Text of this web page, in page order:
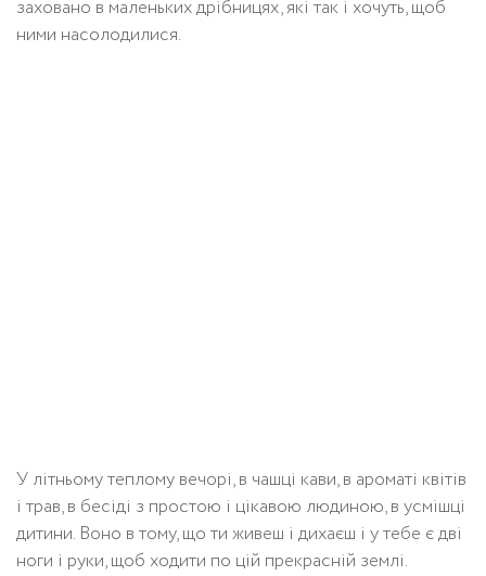
заховано в маленьких дрібницях, які так і хочуть, щоб
ними насолодилися.
У літньому теплому вечорі, в чашці кави, в ароматі квітів
і трав, в бесіді з простою і цікавою людиною, в усмішці
дитини. Воно в тому, що ти живеш і дихаєш і у тебе є дві
ноги і руки, щоб ходити по цій прекрасній землі.